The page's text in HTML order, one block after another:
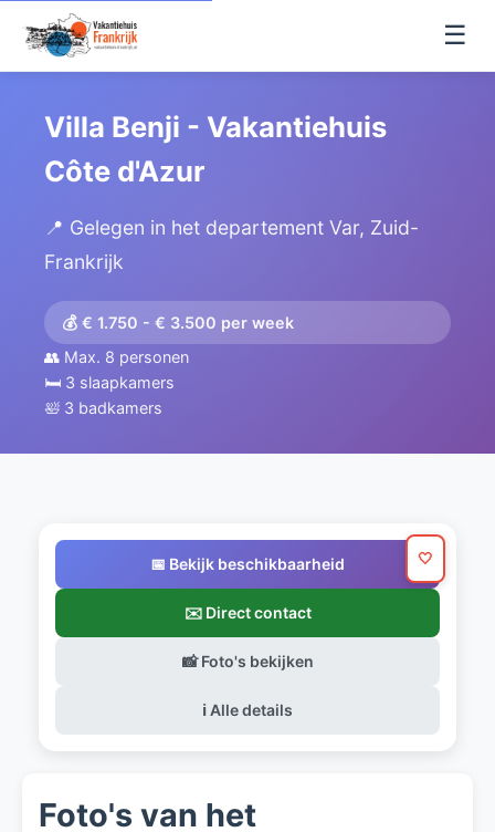
☰
Villa Benji - Vakantiehuis
Côte d'Azur
📍 Gelegen in het departement Var, Zuid-
Frankrijk
💰 € 1.750 - € 3.500 per week
👥 Max. 8 personen
🛏️ 3 slaapkamers
🛀 3 badkamers
📅 Bekijk beschikbaarheid
✉️ Direct contact
📸 Foto's bekijken
ℹ️ Alle details
🤍
Foto's van het